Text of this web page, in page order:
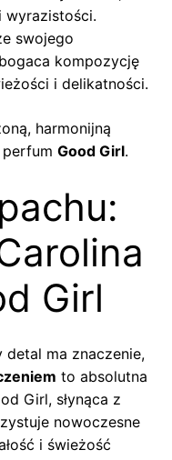
wyrazistości.
swojego
kompozycję
i delikatności.
harmonijną
Good Girl.
Girl
ma znaczenie,
to absolutna
Girl, słynąca z
nowoczesne
i świeżość